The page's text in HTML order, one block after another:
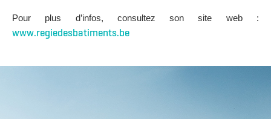
Pour plus d’infos, consultez son site web :
www.regiedesbatiments.be